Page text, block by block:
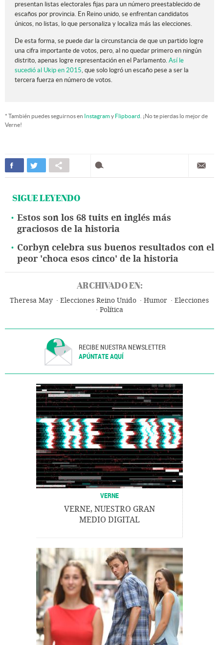
presentan listas electorales fijas para un número preestablecido de
escaños por provincia. En Reino unido, se enfrentan candidatos
únicos, no listas, lo que personaliza y localiza más las elecciones.
De esta forma, se puede dar la circunstancia de que un partido logre
una cifra importante de votos, pero, al no quedar primero en ningún
distrito, apenas logre representación en el Parlamento. Así le
sucedió al Ukip en 2015, que solo logró un escaño pese a ser la
tercera fuerza en número de votos.
* También puedes seguirnos en Instagramy Flipboard . ¡No te pierdas lo mejor de
Verne!
SIGUE LEYENDO
Estos son los 68 tuits en inglés más
graciosos de la historia
Corbyn celebra sus buenos resultados con el
peor 'choca esos cinco' de la historia
ARCHIVADO EN:
Theresa May Elecciones Reino Unido Humor
Elecciones
Política
RECIBE NUESTRA NEWSLETTER
APÚNTATE AQUÍ
VERNE
VERNE, NUESTRO GRAN
MEDIO DIGITAL